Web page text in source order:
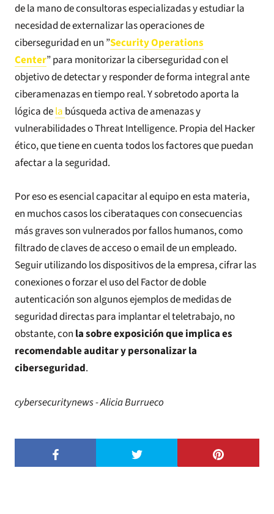
de la mano de consultoras especializadas y estudiar la
necesidad de externalizar las operaciones de
ciberseguridad en un ”Security Operations
Center”para monitorizar la ciberseguridad con el
objetivo de detectar y responder de forma integral ante
ciberamenazas en tiempo real. Y sobretodo aporta la
lógica dela búsqueda activa de amenazas y
vulnerabilidades o Threat Intelligence. Propia del Hacker
ético, que tiene en cuenta todos los factores que puedan
afectar a la seguridad.
Por eso es esencial capacitar al equipo en esta materia,
en muchos casos los ciberataques con consecuencias
más graves son vulnerados por fallos humanos, como
filtrado de claves de acceso o email de un empleado.
Seguir utilizando los dispositivos de la empresa, cifrar las
conexiones o forzar el uso del Factor de doble
autenticación son algunos ejemplos de medidas de
seguridad directas para implantar el teletrabajo, no
obstante, con la sobre exposición que implica es
recomendable auditar y personalizar la
ciberseguridad.
cybersecuritynews - Alicia Burrueco